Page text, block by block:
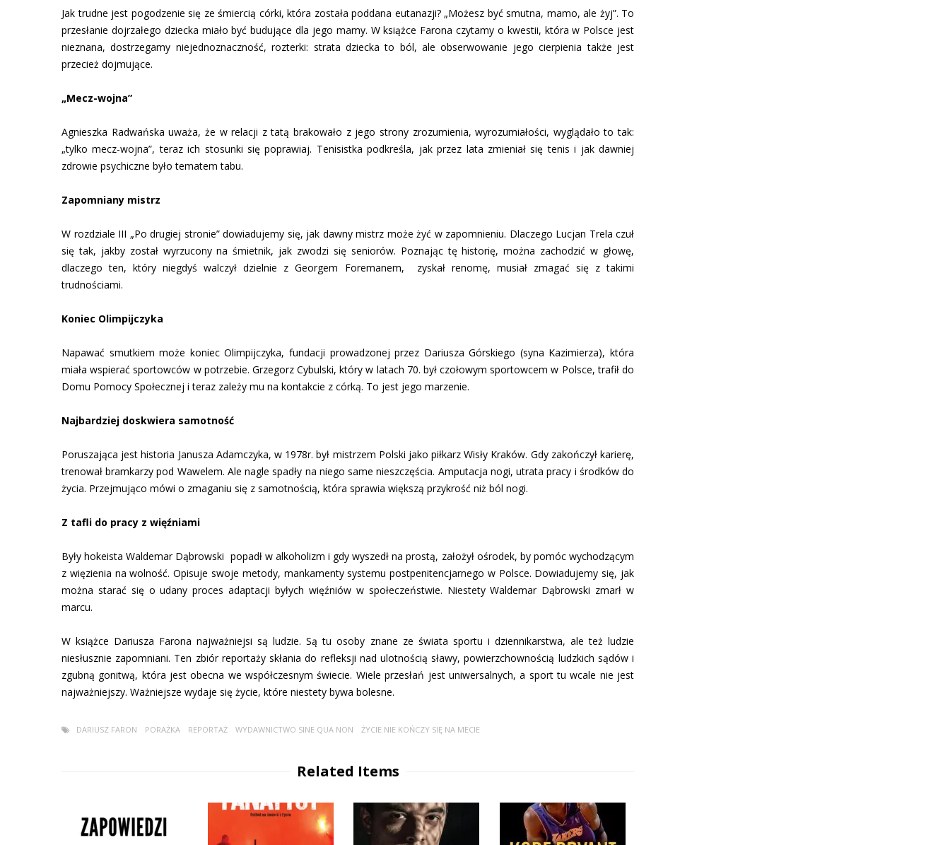
Jak trudne jest pogodzenie się ze śmiercią córki, która została poddana eutanazji? „Możesz być smutna, mamo, ale żyj”. To
przesłanie dojrzałego dziecka miało być budujące dla jego mamy. W książce Farona czytamy o kwestii, która w Polsce jest
nieznana, dostrzegamy niejednoznaczność, rozterki: strata dziecka to ból, ale obserwowanie jego cierpienia także jest
przecież dojmujące.
„Mecz-wojna”
Agnieszka Radwańska uważa, że w relacji z tatą brakowało z jego strony zrozumienia, wyrozumiałości, wyglądało to tak:
„tylko mecz-wojna”, teraz ich stosunki się poprawiaj. Tenisistka podkreśla, jak przez lata zmieniał się tenis i jak dawniej
zdrowie psychiczne było tematem tabu.
Zapomniany mistrz
W rozdziale III „Po drugiej stronie” dowiadujemy się, jak dawny mistrz może żyć w zapomnieniu. Dlaczego Lucjan Trela czuł
się tak, jakby został wyrzucony na śmietnik, jak zwodzi się seniorów. Poznając tę historię, można zachodzić w głowę,
dlaczego ten, który niegdyś walczył dzielnie z Georgem Foremanem, zyskał renomę, musiał zmagać się z takimi
trudnościami.
Koniec Olimpijczyka
Napawać smutkiem może koniec Olimpijczyka, fundacji prowadzonej przez Dariusza Górskiego (syna Kazimierza), która
miała wspierać sportowców w potrzebie. Grzegorz Cybulski, który w latach 70. był czołowym sportowcem w Polsce, trafił do
Domu Pomocy Społecznej i teraz zależy mu na kontakcie z córką. To jest jego marzenie.
Najbardziej doskwiera samotność
Poruszająca jest historia Janusza Adamczyka, w 1978r. był mistrzem Polski jako piłkarz Wisły Kraków. Gdy zakończył karierę,
trenował bramkarzy pod Wawelem. Ale nagle spadły na niego same nieszczęścia. Amputacja nogi, utrata pracy i środków do
życia. Przejmująco mówi o zmaganiu się z samotnością, która sprawia większą przykrość niż ból nogi.
Z tafli do pracy z więźniami
Były hokeista Waldemar Dąbrowski popadł w alkoholizm i gdy wyszedł na prostą, założył ośrodek, by pomóc wychodzącym
z więzienia na wolność. Opisuje swoje metody, mankamenty systemu postpenitencjarnego w Polsce. Dowiadujemy się, jak
można starać się o udany proces adaptacji byłych więźniów w społeczeństwie. Niestety Waldemar Dąbrowski zmarł w
marcu.
W książce Dariusza Farona najważniejsi są ludzie. Są tu osoby znane ze świata sportu i dziennikarstwa, ale też ludzie
niesłusznie zapomniani. Ten zbiór reportaży skłania do refleksji nad ulotnością sławy, powierzchownością ludzkich sądów i
zgubną gonitwą, która jest obecna we współczesnym świecie. Wiele przesłań jest uniwersalnych, a sport tu wcale nie jest
najważniejszy. Ważniejsze wydaje się życie, które niestety bywa bolesne.
DARIUSZ FARON PORAŻKA REPORTAŻ WYDAWNICTWO SINE QUA NON ŻYCIE NIE KOŃCZY SIĘ NA MECIE
Related Items